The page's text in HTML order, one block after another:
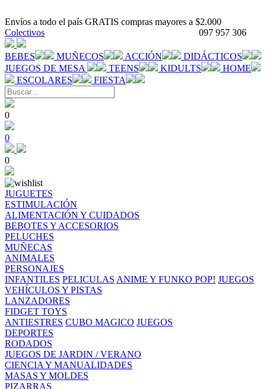
Envíos a todo el país GRATIS compras mayores a $2.000
097 957 306
Colectivos
BEBES MUÑECOS ACCIÓN
DIDÁCTICOS
JUEGOS DE MESA
TEENS KIDULTS
HOME
ESCOLARES
FIESTA
0
0
0
JUGUETES
ESTIMULACIÓN
ALIMENTACIÓN Y CUIDADOS
BEBOTES Y ACCESORIOS
PELUCHES
MUÑECAS
ANIMALES
PERSONAJES
INFANTILES PELICULAS ANIME Y FUNKO POP! JUEGOS
VEHÍCULOS Y PISTAS
LANZADORES
FIDGET TOYS
ANTIESTRES CUBO MAGICO JUEGOS
DEPORTES
RODADOS
JUEGOS DE JARDIN / VERANO
CIENCIA Y MANUALIDADES
MASAS Y MOLDES
PIZARRAS